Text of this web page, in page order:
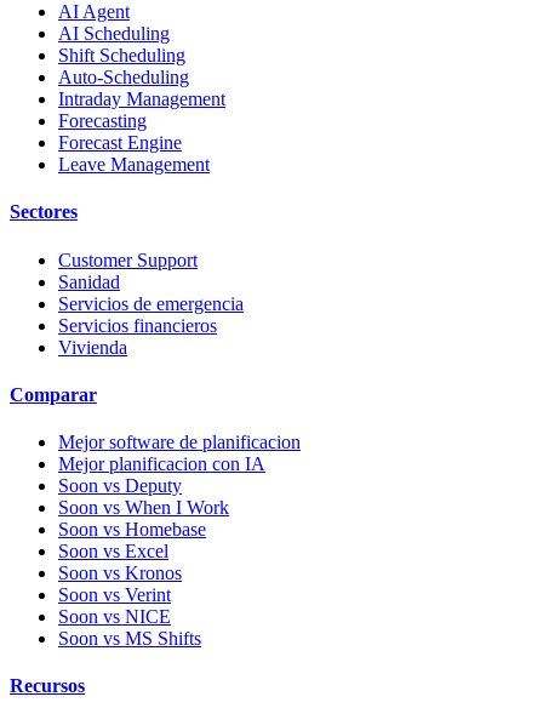
AI Agent
AI Scheduling
Shift Scheduling
Auto-Scheduling
Intraday Management
Forecasting
Forecast Engine
Leave Management
Sectores
Customer Support
Sanidad
Servicios de emergencia
Servicios financieros
Vivienda
Comparar
Mejor software de planificacion
Mejor planificacion con IA
Soon vs Deputy
Soon vs When I Work
Soon vs Homebase
Soon vs Excel
Soon vs Kronos
Soon vs Verint
Soon vs NICE
Soon vs MS Shifts
Recursos